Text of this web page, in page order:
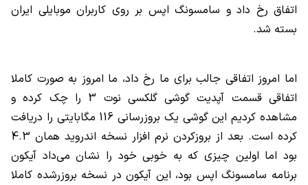
اتفاق رخ داد و سامسونگ اپس بر روی کاربران موبایلی ایران
بسته شد.
اما امروز اتفاقی جالب برای ما رخ داد، ما امروز به صورت کاملا
اتفاقی قسمت آپدیت گوشی گلکسی نوت 3 را چک کرده و
مشاهده کردیم این گوشی یک بروزرسانی 116 مگابایتی را دریافت
کرده است. بعد از بروزکردن نرم افزار نسخه اندروید همان 4.3
بود اما اولین چیزی که به خوبی خود را نشان می‌داد آیکون
برنامه سامسونگ اپس بود، این آیکون در نسخه بروزرشده کاملا